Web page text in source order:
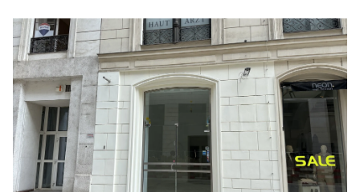
Link zur Seite Neu saniertes Geschäftslokal in der